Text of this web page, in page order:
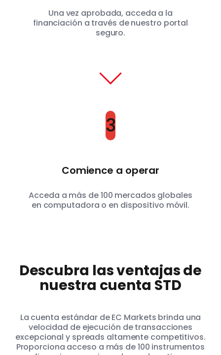
Una vez aprobada, acceda a la
financiación a través de nuestro portal
seguro.
3
Comience a operar
Acceda a más de 100 mercados globales
en computadora o en dispositivo móvil.
Descubra las ventajas de
nuestra cuenta STD
La cuenta estándar de EC Markets brinda una
velocidad de ejecución de transacciones
excepcional y spreads altamente competitivos.
Proporciona acceso a más de 100 instrumentos